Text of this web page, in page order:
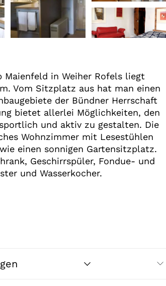
Maienfeld in Weiher Rofels liegt
Vom Sitzplatz aus hat man einen
der Bündner Herrschaft
bietet allerlei Möglichkeiten, den
und aktiv zu gestalten. Die
Wohnzimmer mit Lesestühlen
einen sonnigen Gartensitzplatz.
Geschirrspüler, Fondue- und
und Wasserkocher.